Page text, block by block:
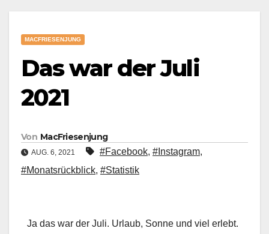
MACFRIESENJUNG
Das war der Juli
2021
Von MacFriesenjung
AUG. 6, 2021 #Facebook, #Instagram,
#Monatsrückblick, #Statistik
Ja das war der Juli. Urlaub, Sonne und viel erlebt.